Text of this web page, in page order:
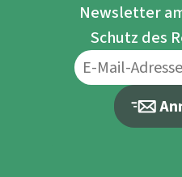
Newsletter
Schutz des